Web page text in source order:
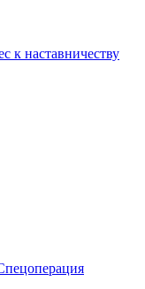
к наставничеству